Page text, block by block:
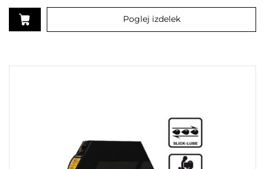
Poglej izdelek